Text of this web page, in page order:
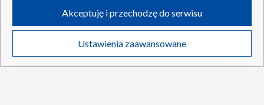
Transmisje Wideo
Abonament TVP
Sklep TVP
Biuro Reklamy
Oferta Handlowa
Regulamin TVP
Polityka prywatności
Moje zgody
Biuro reklamy
ruchu w Internecie.
Twoje dane osobowe zbierane podczas odwiedzania przez Ciebie
poszczególnych serwisówna Portalu, takie jak adresy IP, identyfikatory
Ustawienia zaawansowane
Akceptuję i przechodzę do serwisu